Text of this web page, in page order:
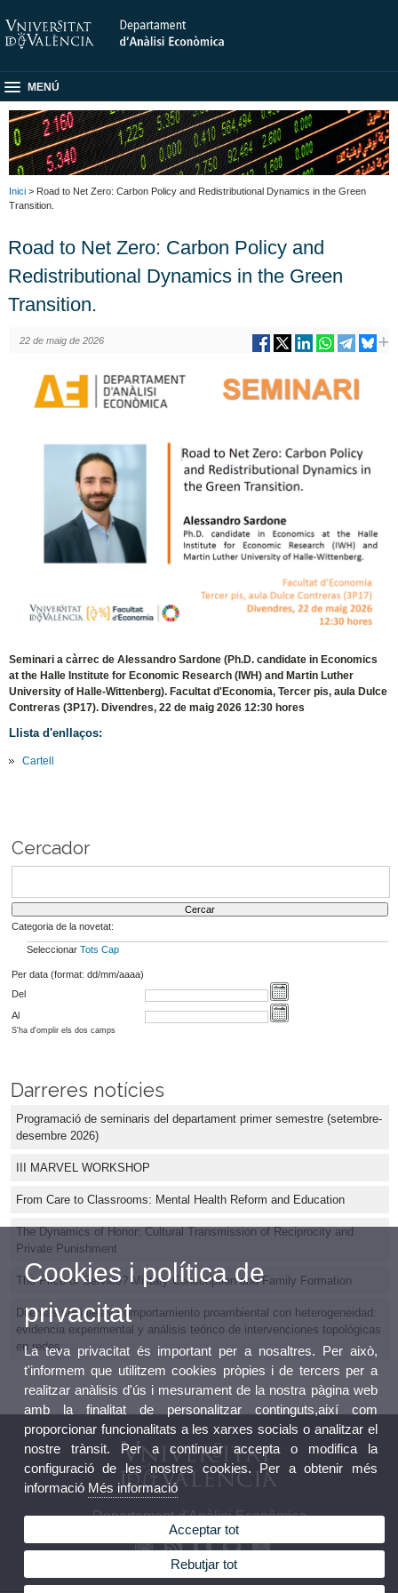
MENÚ
Inici > Road to Net Zero: Carbon Policy and Redistributional Dynamics in the Green
Transition.
Road to Net Zero: Carbon Policy and
Redistributional Dynamics in the Green
Transition.
22 de maig de 2026
Seminari a càrrec de Alessandro Sardone (Ph.D. candidate in Economics
at the Halle Institute for Economic Research (IWH) and Martin Luther
University of Halle-Wittenberg). Facultat d'Economia, Tercer pis, aula Dulce
Contreras (3P17). Divendres, 22 de maig 2026 12:30 hores
Llista d'enllaços:
Cartell
Cercador
Categoria de la novetat:
Seleccionar Tots Cap
Per data (format: dd/mm/aaaa)
Del
Al
S'ha d'omplir els dos camps
Darreres notícies
Programació de seminaris del departament primer semestre (setembre-
desembre 2026)
III MARVEL WORKSHOP
From Care to Classrooms: Mental Health Reform and Education
The Dynamics of Honor: Cultural Transmission of Reciprocity and
Private Punishment
The Price of Service? Military Conscription and Family Formation
Dilemas sociales y comportamiento proambiental con heterogeneidad:
evidencia experimental y análisis teórico de intervenciones topológicas
en redes
Departament d'Anàlisi Econòmica
Cookies i política de
privacitat
La teva privacitat és important per a nosaltres. Per això,
t'informem que utilitzem cookies pròpies i de tercers per a
realitzar anàlisis d'ús i mesurament de la nostra pàgina web
amb la finalitat de personalitzar continguts,així com
proporcionar funcionalitats a les xarxes socials o analitzar el
nostre trànsit. Per a continuar accepta o modifica la
configuració de les nostres cookies. Per a obtenir més
informació Més informació
Acceptar tot
Rebutjar tot